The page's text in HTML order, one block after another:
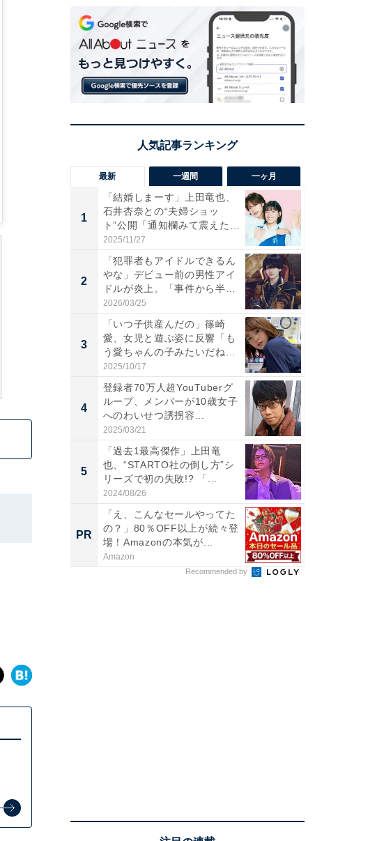
最新 一週間 一ヶ月
1
「結婚しまーす」上田竜也、
石井杏奈との“夫婦ショッ
ト”公開「通知欄みて震えた」
「...
2025/11/27
2
「犯罪者もアイドルできるん
やな」デビュー前の男性アイ
ドルが炎上。「事件から半年
も...
2026/03/25
3
「いつ子供産んだの」篠崎
愛、女児と遊ぶ姿に反響「も
う愛ちゃんの子みたいだね」
「完...
2025/10/17
4
登録者70万人超YouTuberグ
ループ、メンバーが10歳女子
へのわいせつ誘拐容...
2025/03/21
5
「過去1最高傑作」上田竜
也、“STARTO社の倒し方”シ
リーズで初の失敗!? 「...
2024/08/26
PR
「え、こんなセールやってた
の？」80％OFF以上が続々登
場！Amazonの本気が...
Amazon
Recommended by